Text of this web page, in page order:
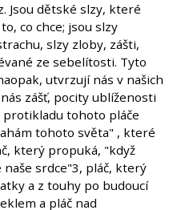
Jsou dětské slzy, které
co chce; jsou slzy
slzy zloby, zášti,
ze sebelítosti. Tyto
utvrzují nás v našich
zášť, pocity ublíženosti
protikladu tohoto pláče
tohoto světa" , které
který propuká, "když
srdce"3, pláč, který
a z touhy po budoucí
a pláč nad